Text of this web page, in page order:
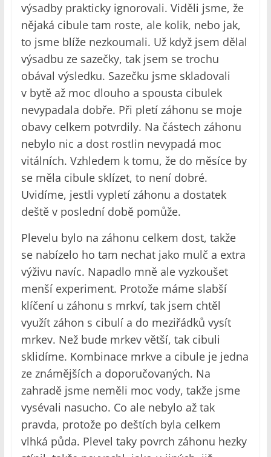
výsadby prakticky ignorovali. Viděli jsme, že
nějaká cibule tam roste, ale kolik, nebo jak,
to jsme blíže nezkoumali. Už když jsem dělal
výsadbu ze sazečky, tak jsem se trochu
obával výsledku. Sazečku jsme skladovali
v bytě až moc dlouho a spousta cibulek
nevypadala dobře. Při pletí záhonu se moje
obavy celkem potvrdily. Na částech záhonu
nebylo nic a dost rostlin nevypadá moc
vitálních. Vzhledem k tomu, že do měsíce by
se měla cibule sklízet, to není dobré.
Uvidíme, jestli vypletí záhonu a dostatek
deště v poslední době pomůže.
Plevelu bylo na záhonu celkem dost, takže
se nabízelo ho tam nechat jako mulč a extra
výživu navíc. Napadlo mně ale vyzkoušet
menší experiment. Protože máme slabší
klíčení u záhonu s mrkví, tak jsem chtěl
využít záhon s cibulí a do meziřádků vysít
mrkev. Než bude mrkev větší, tak cibuli
sklidíme. Kombinace mrkve a cibule je jedna
ze známějších a doporučovaných. Na
zahradě jsme neměli moc vody, takže jsme
vysévali nasucho. Co ale nebylo až tak
pravda, protože po deštích byla celkem
vlhká půda. Plevel taky povrch záhonu hezky